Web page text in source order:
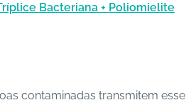
Bacteriana + Poliomielite
contaminadas transmitem esse